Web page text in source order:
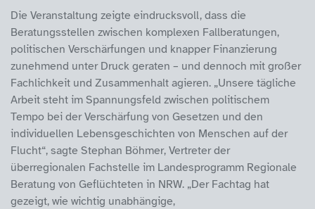
Die Veranstaltung zeigte eindrucksvoll, dass die
Beratungsstellen zwischen komplexen Fallberatungen,
politischen Verschärfungen und knapper Finanzierung
zunehmend unter Druck geraten – und dennoch mit großer
Fachlichkeit und Zusammenhalt agieren. „Unsere tägliche
Arbeit steht im Spannungsfeld zwischen politischem
Tempo bei der Verschärfung von Gesetzen und den
individuellen Lebensgeschichten von Menschen auf der
Flucht“, sagte Stephan Böhmer, Vertreter der
überregionalen Fachstelle im Landesprogramm Regionale
Beratung von Geflüchteten in NRW. „Der Fachtag hat
gezeigt, wie wichtig unabhängige,